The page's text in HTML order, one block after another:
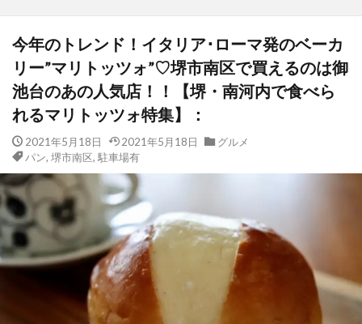
今年のトレンド！イタリア･ローマ発のベーカ
リー”マリトッツォ”♡堺市南区で買えるのは御
池台のあの人気店！！【堺・南河内で食べら
れるマリトッツォ特集】：
2021年5月18日 2021年5月18日
グルメ
パン, 堺市南区, 駐車場有